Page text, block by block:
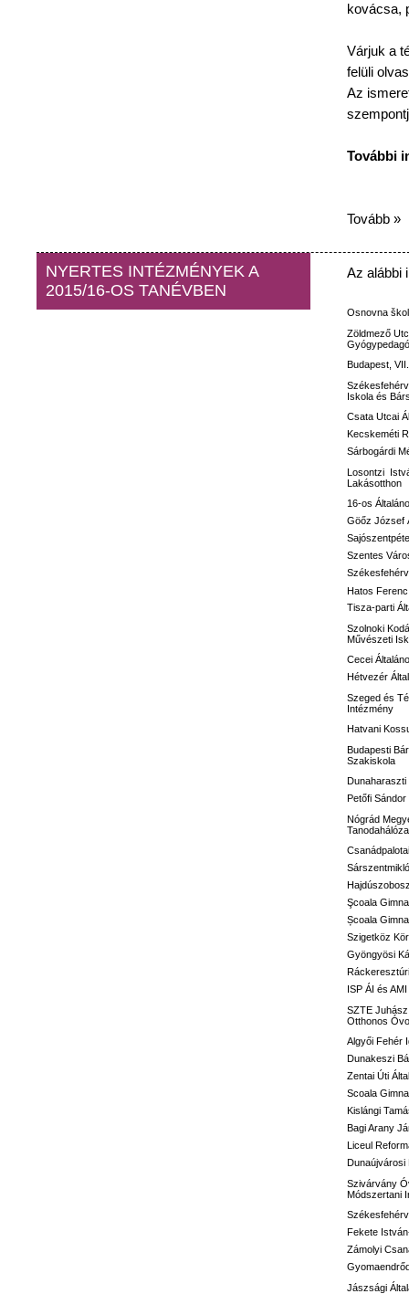
kovácsa,
Várjuk a
felüli
Az
További
Tovább »
NYERTES INTÉZMÉNYEK A
2015/16-OS TANÉVBEN
Az alábbi
Osnovna
Zöldmező
Budapest,
Iskola és
Csata Utcai
Kecskeméti
Sárbogárdi
Losontzi
Lakásotthon
16-os
Göőz József
Szentes
Hatos
Tisza-parti
Szolnoki
Művészeti
Cecei
Hétvezér
Szeged és
Intézmény
Hatvani
Budapesti
Szakiskola
Dunaharaszti
Petőfi
Nógrád
Şcoala
Școala
Szigetköz
Gyöngyösi
ISP ÁI és
SZTE
Otthonos
Algyői Fehér
Dunakeszi
Zentai Úti
Scoala
Kislángi
Bagi Arany
Liceul
Dunaújvárosi
Szivárvány
Módszertani
Fekete
Zámolyi
Jászsági